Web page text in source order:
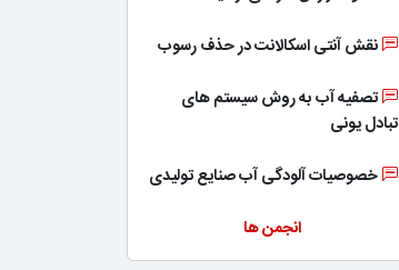
نقش آنتی اسکالانت در حذف رسوب
تصفیه آب به روش سیستم های
تبادل یونی
خصوصیات آلودگی آب صنایع تولیدی
انجمن ها